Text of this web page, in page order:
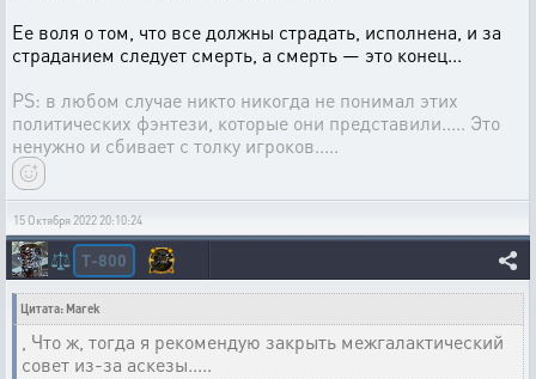
Ее воля о том, что все должны страдать, исполнена, и за
страданием следует смерть, а смерть — это конец...
PS: в любом случае никто никогда не понимал этих
политических фэнтези, которые они представили..... Это
ненужно и сбивает с толку игроков.....
15 Октября 2022 20:10:24
⚖️ T-800
Цитата: Marek
, Что ж, тогда я рекомендую закрыть межгалактический
совет из-за аскезы.....